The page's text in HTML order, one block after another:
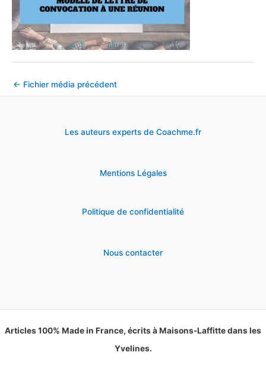
← Fichier média précédent
Les auteurs experts de Coachme.fr
Mentions Légales
Politique de confidentialité
Nous contacter
Articles 100% Made in France, écrits à Maisons-Laffitte dans les
Yvelines.